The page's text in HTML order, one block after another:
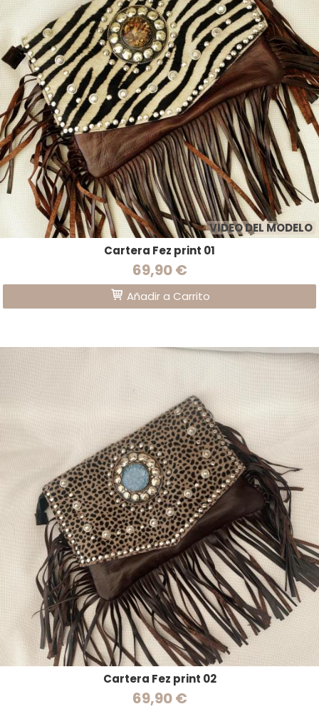
VIDEO DEL MODELO
Cartera Fez print 01
69,90 €
Añadir a Carrito
Cartera Fez print 02
69,90 €